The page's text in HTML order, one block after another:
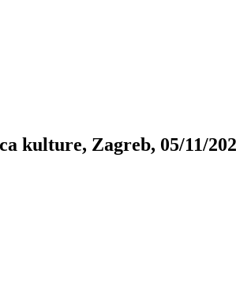
kulture, Zagreb, 05/11/